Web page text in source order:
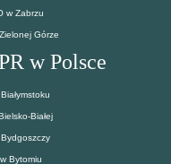
w Zabrzu
Górze
w Polsce
Białej
Bytomiu